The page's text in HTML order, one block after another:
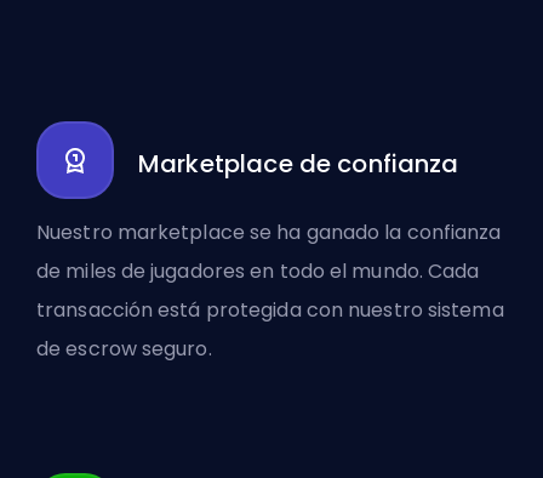
Marketplace de confianza
Nuestro marketplace se ha ganado la confianza
de miles de jugadores en todo el mundo. Cada
transacción está protegida con nuestro sistema
de escrow seguro.